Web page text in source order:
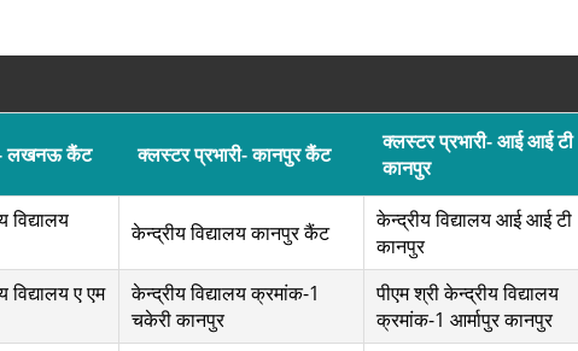
लखनऊ कैंट क्लस्टर प्रभारी- कानपुर कैंट
क्लस्टर प्रभारी- आई आई टी
कानपुर
विद्यालय
केन्द्रीय विद्यालय कानपुर कैंट
केन्द्रीय विद्यालय आई आई टी
कानपुर
विद्यालय ए एम
केन्द्रीय विद्यालय क्रमांक-1
चकेरी कानपुर
पीएम श्री केन्द्रीय विद्यालय
क्रमांक-1 आर्मापुर कानपुर